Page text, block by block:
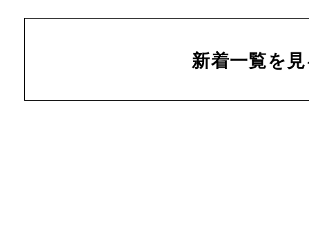
新着一覧を